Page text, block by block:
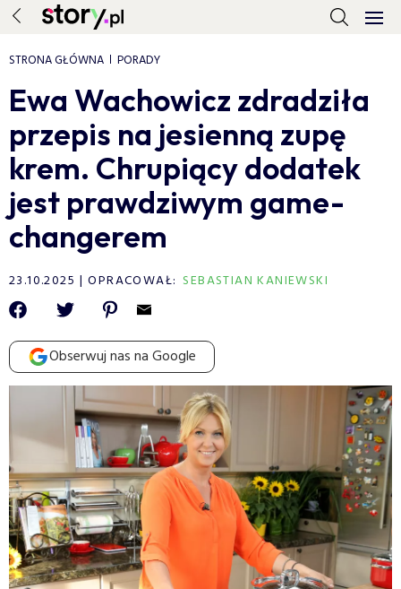
STRONA GŁÓWNA PORADY
Ewa Wachowicz zdradziła
przepis na jesienną zupę
krem. Chrupiący dodatek
jest prawdziwym game-
changerem
23.10.2025 OPRACOWAŁ: SEBASTIAN KANIEWSKI
Obserwuj nas na Google